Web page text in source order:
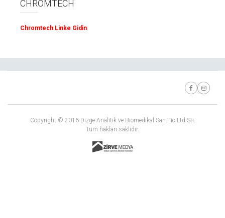
CHROMTECH
Chromtech Linke Gidin
Copyright © 2016 Dizge Analitik ve Biomedikal San.Tic.Ltd.Sti.
Tüm hakları saklıdır.